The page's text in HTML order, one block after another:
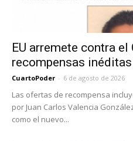
EU arremete contra
recompensas inéditas
CuartoPoder - 6 de agosto de 2026
Las ofertas de recompensa
por Juan Carlos Valencia
como el nuevo...